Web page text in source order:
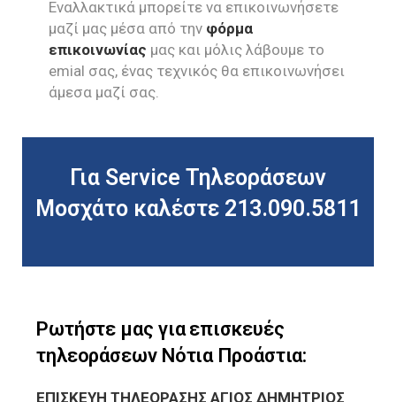
Εναλλακτικά μπορείτε να επικοινωνήσετε
μαζί μας μέσα από την φόρμα
επικοινωνίας μας και μόλις λάβουμε το
emial σας, ένας τεχνικός θα επικοινωνήσει
άμεσα μαζί σας.
Για Service Τηλεοράσεων
Μοσχάτο καλέστε 213.090.5811
Ρωτήστε μας για επισκευές
τηλεοράσεων Νότια Προάστια:
ΕΠΙΣΚΕΥΗ ΤΗΛΕΟΡΑΣΗΣ ΑΓΙΟΣ ΔΗΜΗΤΡΙΟΣ